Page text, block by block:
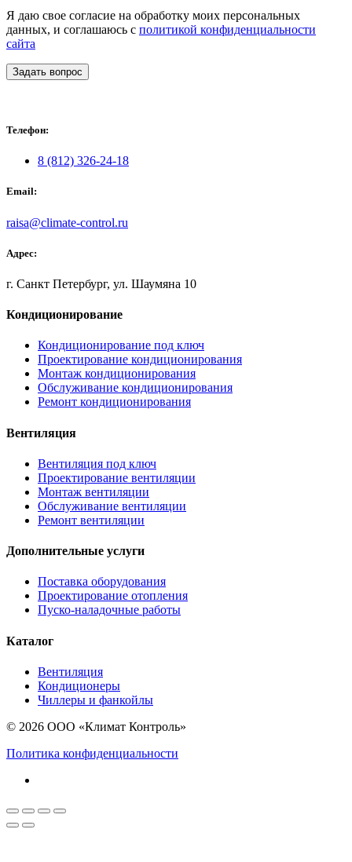
Я даю свое согласие на обработку моих персональных
данных, и соглашаюсь с политикой конфиденциальности
сайта
Задать вопрос
Телефон:
8 (812) 326-24-18
Email:
raisa@climate-control.ru
Адрес:
г. Санкт Петербург, ул. Шаумяна 10
Кондиционирование
Кондиционирование под ключ
Проектирование кондиционирования
Монтаж кондиционирования
Обслуживание кондиционирования
Ремонт кондиционирования
Вентиляция
Вентиляция под ключ
Проектирование вентиляции
Монтаж вентиляции
Обслуживание вентиляции
Ремонт вентиляции
Дополнительные услуги
Поставка оборудования
Проектирование отопления
Пуско-наладочные работы
Каталог
Вентиляция
Кондиционеры
Чиллеры и фанкойлы
© 2026 ООО «Климат Контроль»
Политика конфиденциальности